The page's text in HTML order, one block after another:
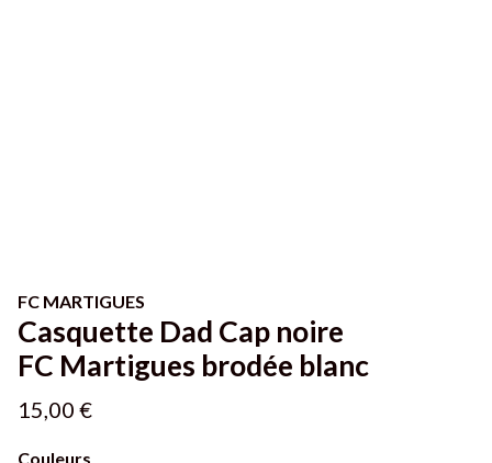
FC MARTIGUES
Casquette Dad Cap noire
FC Martigues brodée blanc
15,00 €
Couleurs